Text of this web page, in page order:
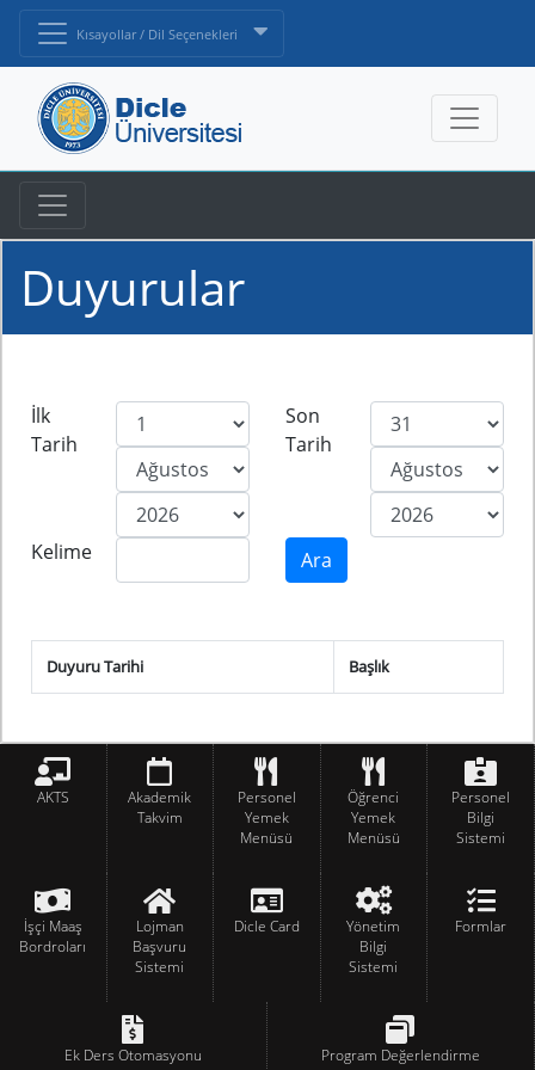
Kısayollar / Dil Seçenekleri
Duyurular
İlk
Tarih
Son
Tarih
Kelime
Duyuru Tarihi Başlık
AKTS
Akademik
Takvim
Personel
Yemek
Menüsü
Öğrenci
Yemek
Menüsü
Personel
Bilgi
Sistemi
İşçi Maaş
Bordroları
Lojman
Başvuru
Sistemi
Dicle Card
Yönetim
Bilgi
Sistemi
Formlar
Ek Ders Otomasyonu Program Değerlendirme